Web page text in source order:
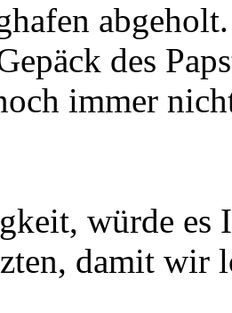
des
immer
würde es
damit wir